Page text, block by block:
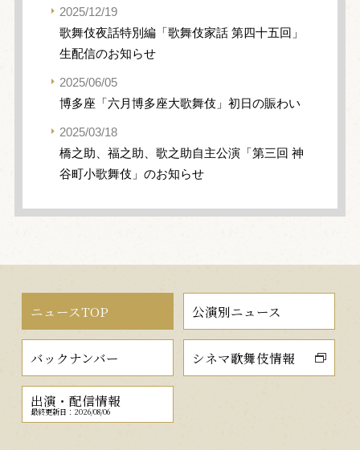
2025/12/19
歌舞伎夜話特別編「歌舞伎家話 第四十五回」
生配信のお知らせ
2025/06/05
博多座「六月博多座大歌舞伎」初日の賑わい
2025/03/18
橋之助、福之助、歌之助自主公演「第三回 神
谷町小歌舞伎」のお知らせ
ニュースTOP 公演別ニュース
バックナンバー シネマ歌舞伎情報
出演・配信情報
最終更新日：2026/08/06